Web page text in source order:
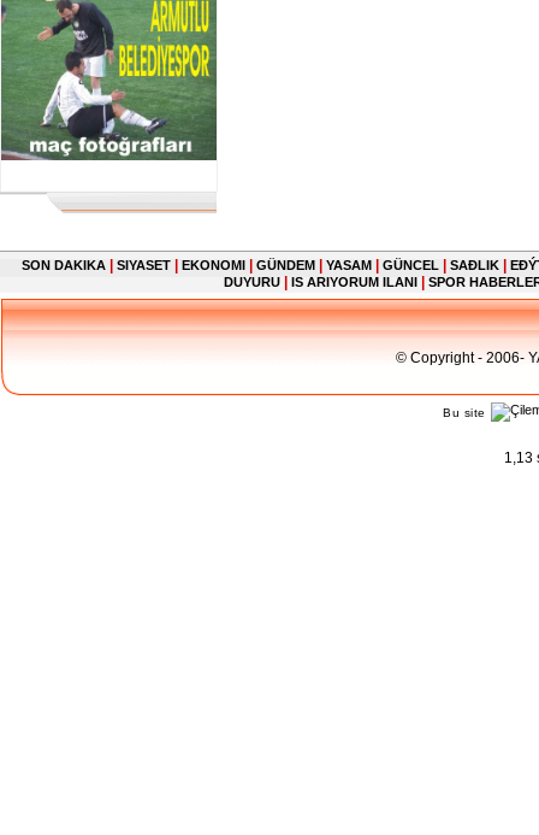
SON DAKIKA SIYASET EKONOMI GÜNDEM YASAM GÜNCEL SAĐLIK
DUYURU
IS ARIYORUM ILANI SPOR
© Copyright - 2006-
Bu site
1,13